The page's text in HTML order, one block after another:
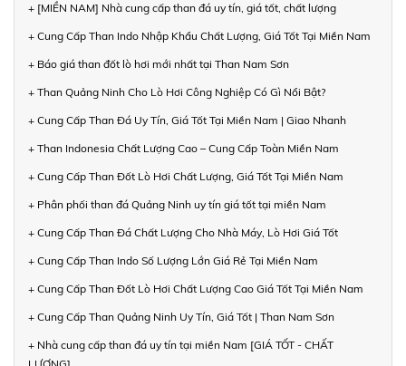
+ [MIỀN NAM] Nhà cung cấp than đá uy tín, giá tốt, chất lượng
+ Cung Cấp Than Indo Nhập Khẩu Chất Lượng, Giá Tốt Tại Miền Nam
+ Báo giá than đốt lò hơi mới nhất tại Than Nam Sơn
+ Than Quảng Ninh Cho Lò Hơi Công Nghiệp Có Gì Nổi Bật?
+ Cung Cấp Than Đá Uy Tín, Giá Tốt Tại Miền Nam | Giao Nhanh
+ Than Indonesia Chất Lượng Cao – Cung Cấp Toàn Miền Nam
+ Cung Cấp Than Đốt Lò Hơi Chất Lượng, Giá Tốt Tại Miền Nam
+ Phân phối than đá Quảng Ninh uy tín giá tốt tại miền Nam
+ Cung Cấp Than Đá Chất Lượng Cho Nhà Máy, Lò Hơi Giá Tốt
+ Cung Cấp Than Indo Số Lượng Lớn Giá Rẻ Tại Miền Nam
+ Cung Cấp Than Đốt Lò Hơi Chất Lượng Cao Giá Tốt Tại Miền Nam
+ Cung Cấp Than Quảng Ninh Uy Tín, Giá Tốt | Than Nam Sơn
+ Nhà cung cấp than đá uy tín tại miền Nam [GIÁ TỐT - CHẤT